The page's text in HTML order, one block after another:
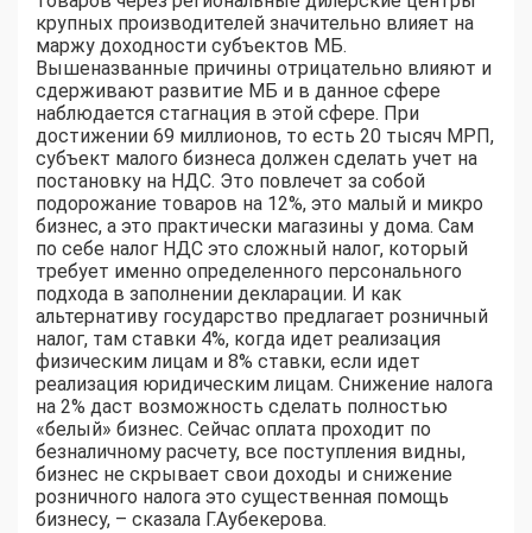
крупных производителей значительно влияет на
маржу доходности субъектов МБ.
Вышеназванные причины отрицательно влияют и
сдерживают развитие МБ и в данное сфере
наблюдается стагнация в этой сфере. При
достижении 69 миллионов, то есть 20 тысяч МРП,
субъект малого бизнеса должен сделать учет на
постановку на НДС. Это повлечет за собой
подорожание товаров на 12%, это малый и микро
бизнес, а это практически магазины у дома. Сам
по себе налог НДС это сложный налог, который
требует именно определенного персонального
подхода в заполнении декларации. И как
альтернативу государство предлагает розничный
налог, там ставки 4%, когда идет реализация
физическим лицам и 8% ставки, если идет
реализация юридическим лицам. Снижение налога
на 2% даст возможность сделать полностью
«белый» бизнес. Сейчас оплата проходит по
безналичному расчету, все поступления видны,
бизнес не скрывает свои доходы и снижение
розничного налога это существенная помощь
бизнесу, – сказала Г.Аубекерова.